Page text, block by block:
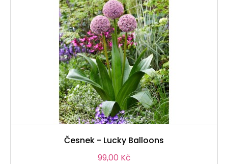
Česnek - Lucky Balloons
Cena
99,00 Kč